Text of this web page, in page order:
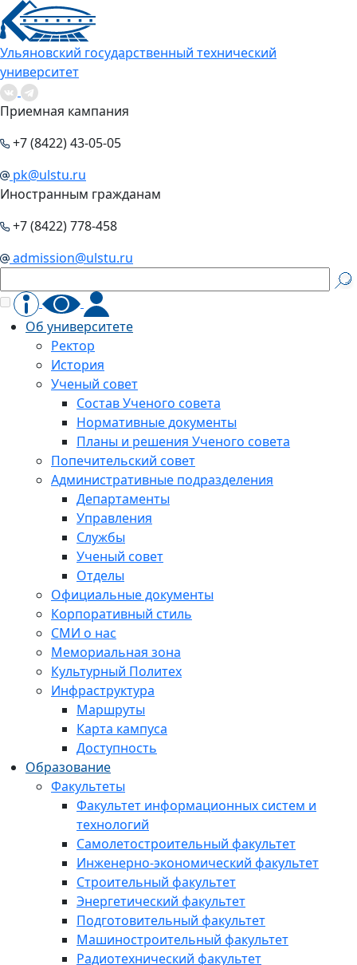
Ульяновский государственный технический
университет
Приемная кампания
+7 (8422) 43-05-05
pk@ulstu.ru
Иностранным гражданам
+7 (8422) 778-458
admission@ulstu.ru
Об университете
Ректор
История
Ученый совет
Состав Ученого совета
Нормативные документы
Планы и решения Ученого совета
Попечительский совет
Административные подразделения
Департаменты
Управления
Службы
Ученый совет
Отделы
Официальные документы
Корпоративный стиль
СМИ о нас
Мемориальная зона
Культурный Политех
Инфраструктура
Маршруты
Карта кампуса
Доступность
Образование
Факультеты
Факультет информационных систем и
технологий
Самолетостроительный факультет
Инженерно-экономический факультет
Строительный факультет
Энергетический факультет
Подготовительный факультет
Машиностроительный факультет
Радиотехнический факультет